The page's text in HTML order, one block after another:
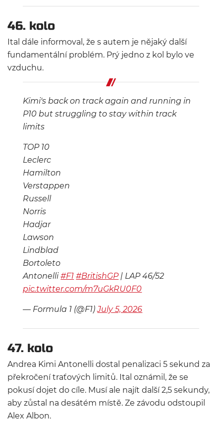
46. kolo
Ital dále informoval, že s autem je nějaký další
fundamentální problém. Prý jedno z kol bylo ve
vzduchu.
Kimi's back on track again and running in
P10 but struggling to stay within track
limits
TOP 10
Leclerc
Hamilton
Verstappen
Russell
Norris
Hadjar
Lawson
Lindblad
Bortoleto
Antonelli#F1 #BritishGP| LAP 46/52
pic.twitter.com/m7uGkRU0F0
— Formula 1 (@F1)July 5, 2026
47. kolo
Andrea Kimi Antonelli dostal penalizaci 5 sekund za
překročení traťových limitů. Ital oznámil, že se
pokusí dojet do cíle. Musí ale najít další 2,5 sekundy,
aby zůstal na desátém místě. Ze závodu odstoupil
Alex Albon.